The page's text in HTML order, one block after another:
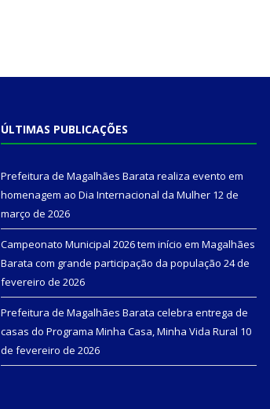
ÚLTIMAS PUBLICAÇÕES
Prefeitura de Magalhães Barata realiza evento em
homenagem ao Dia Internacional da Mulher 12 de
março de 2026
Campeonato Municipal 2026 tem início em Magalhães
Barata com grande participação da população 24 de
fevereiro de 2026
Prefeitura de Magalhães Barata celebra entrega de
casas do Programa Minha Casa, Minha Vida Rural 10
de fevereiro de 2026